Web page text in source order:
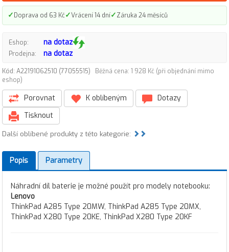
✓Doprava od 63 Kč✓Vrácení 14 dní✓Záruka 24 měsíců
Eshop: na dotaz
Prodejna: na dotaz
Kód: A22191062510 (77055515)
Běžná cena: 1 928 Kč (při objednání mimo
eshop)
Porovnat K oblíbeným
Dotazy
Tisknout
Další oblíbené produkty z této kategorie:
Popis Parametry
Náhradní díl baterie je možné použít pro modely notebooku:
Lenovo
ThinkPad A285 Type 20MW, ThinkPad A285 Type 20MX,
ThinkPad X280 Type 20KE, ThinkPad X280 Type 20KF